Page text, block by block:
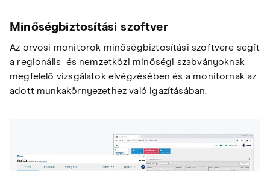
Minőségbiztosítási szoftver
Az orvosi monitorok minőségbiztosítási szoftvere segít
a regionális és nemzetközi minőségi szabványoknak
megfelelő vizsgálatok elvégzésében és a monitornak az
adott munkakörnyezethez való igazításában.